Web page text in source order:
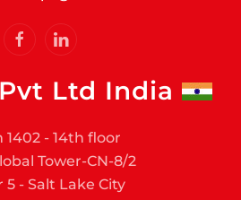
Ltd India
1402 - 14th floor
Tower-CN-8/2
5 - Salt Lake City